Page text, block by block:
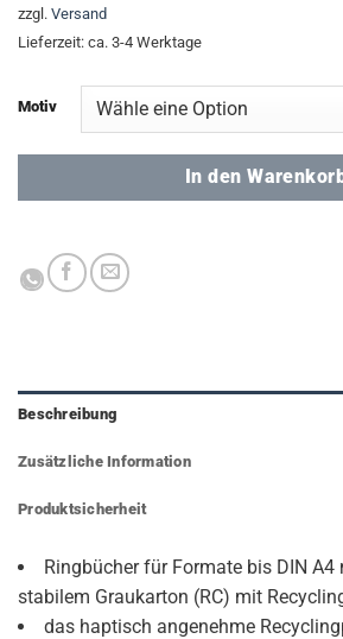
zzgl. Versand
Lieferzeit: ca. 3-4 Werktage
Motiv
In den
Beschreibung
Zusätzliche Information
Produktsicherheit
Ringbücher für Formate bis DIN
stabilem Graukarton (RC) mit
das haptisch angenehme